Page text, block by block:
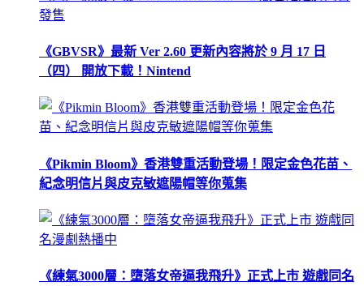
《GBVSR》最新 Ver 2.60 更新內容將於 9 月 17 日
（四） 開放下載！Nintend
《Pikmin Bloom》香港雙重活動登場！限定金色花苗、
紀念明信片與皮克敏遮陽帽等你蒐集
《練氣3000層：墮落女帝逼我飛升》正式上市 遊戲同名